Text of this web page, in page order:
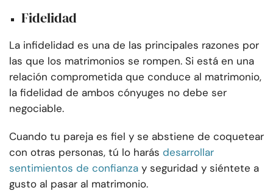
Fidelidad
La infidelidad es una de las principales razones por
las que los matrimonios se rompen. Si está en una
relación comprometida que conduce al matrimonio,
la fidelidad de ambos cónyuges no debe ser
negociable.
Cuando tu pareja es fiel y se abstiene de coquetear
con otras personas, tú lo harás desarrollar
sentimientos de confianza y seguridad y siéntete a
gusto al pasar al matrimonio.